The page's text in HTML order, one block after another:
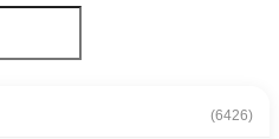
(6426)